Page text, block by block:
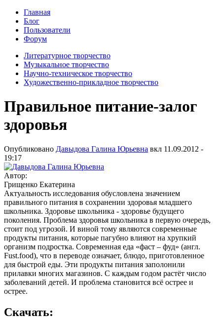
Главная
Блог
Пользователи
Форум
Литературное творчество
Музыкальное творчество
Научно-техническое творчество
Художественно-прикладное творчество
Правильное питание-залог
здоровья
Опубликовано Давыдова Галина Юрьевна вкл 11.09.2012 -
19:17
Автор:
Грищенко Екатерина
Актуальность исследования обусловлена значением
правильного питания в сохранении здоровья младшего
школьника. Здоровье школьника - здоровье будущего
поколения. Проблема здоровья школьника в первую очередь,
стоит под угрозой. И виной тому являются современные
продукты питания, которые пагубно влияют на хрупкий
организм подростка. Современная еда «фаст – фуд» (англ.
Fust.food), что в переводе означает, блюдо, приготовленное
для быстрой еды. Эти продукты питания заполонили
прилавки многих магазинов. С каждым годом растёт число
заболеваний детей. И проблема становится всё острее и
острее.
Скачать: